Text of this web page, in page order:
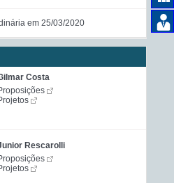
em 25/03/2020
Costa
Rescarolli